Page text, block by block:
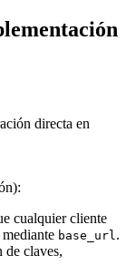
directa en
cualquier cliente
base_url .
de claves,